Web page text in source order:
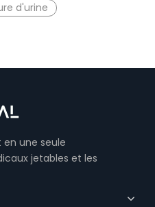
d'urine
une seule
jetables et les